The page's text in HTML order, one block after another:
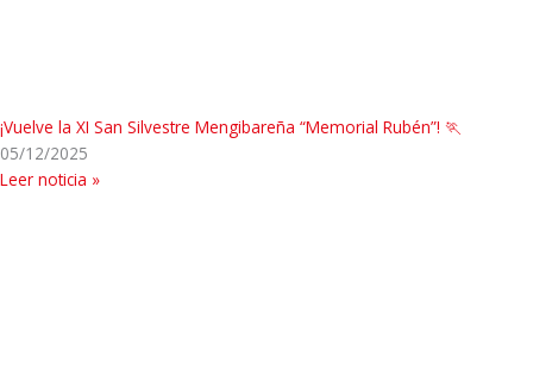
¡Vuelve la XI San Silvestre Mengibareña “Memorial Rubén”! 🏃
05/12/2025
Leer noticia »